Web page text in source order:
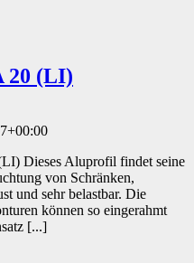
20 (LI)
Dieses Aluprofil findet seine
von Schränken,
und sehr belastbar. Die
können so eingerahmt
[...]